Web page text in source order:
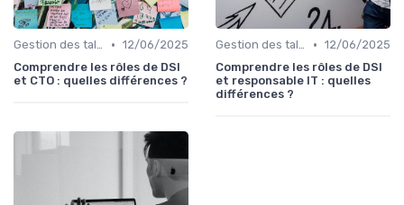
Gestion des talents IT • 12/06/2025
Comprendre les rôles de DSI
et CTO : quelles différences ?
Gestion des talents IT • 12/06/2025
Comprendre les rôles de DSI
et responsable IT : quelles
différences ?